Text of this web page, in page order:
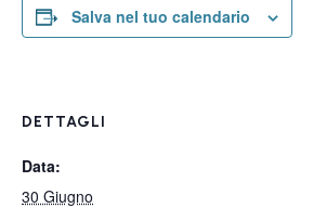
Salva nel tuo calendario
DETTAGLI
Data:
30 Giugno